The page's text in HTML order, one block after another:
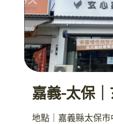
嘉義-太保
地點｜嘉義縣太保